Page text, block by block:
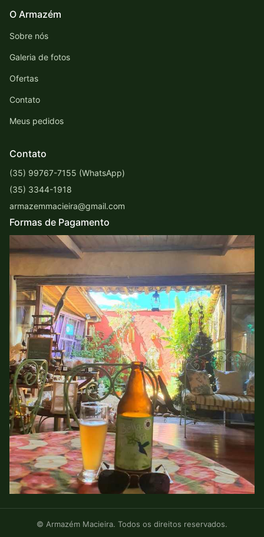
O Armazém
Sobre nós
Galeria de fotos
Ofertas
Contato
Meus pedidos
Contato
(35) 99767-7155 (WhatsApp)
(35) 3344-1918
armazemmacieira@gmail.com
Formas de Pagamento
© Armazém Macieira. Todos os direitos reservados.